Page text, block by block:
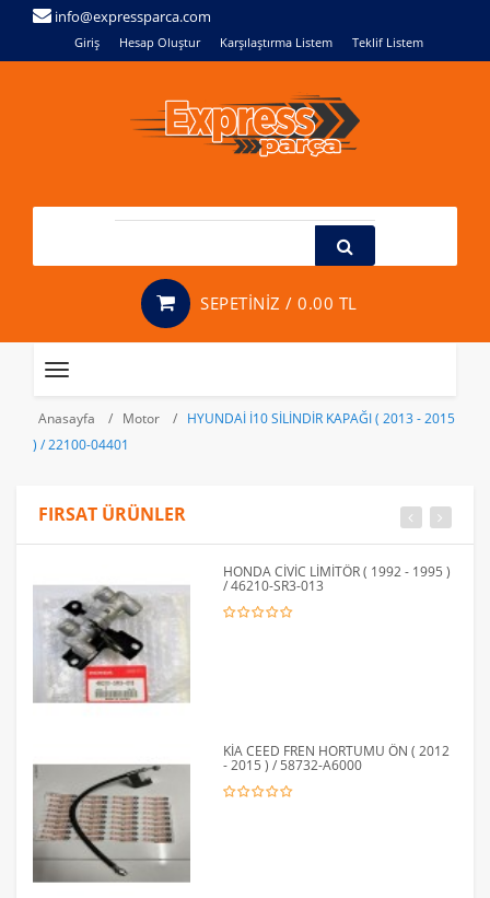
info@expressparca.com
Giriş Hesap Oluştur Karşılaştırma Listem Teklif Listem
SEPETİNİZ / 0.00 TL
Toggle
Anasayfa
Motor
HYUNDAİ İ10 SİLİNDİR KAPAĞI ( 2013 - 2015
) / 22100-04401
FIRSAT ÜRÜNLER
HONDA CİVİC LİMİTÖR ( 1992 - 1995 )
/ 46210-SR3-013
KİA CEED FREN HORTUMU ÖN ( 2012
- 2015 ) / 58732-A6000